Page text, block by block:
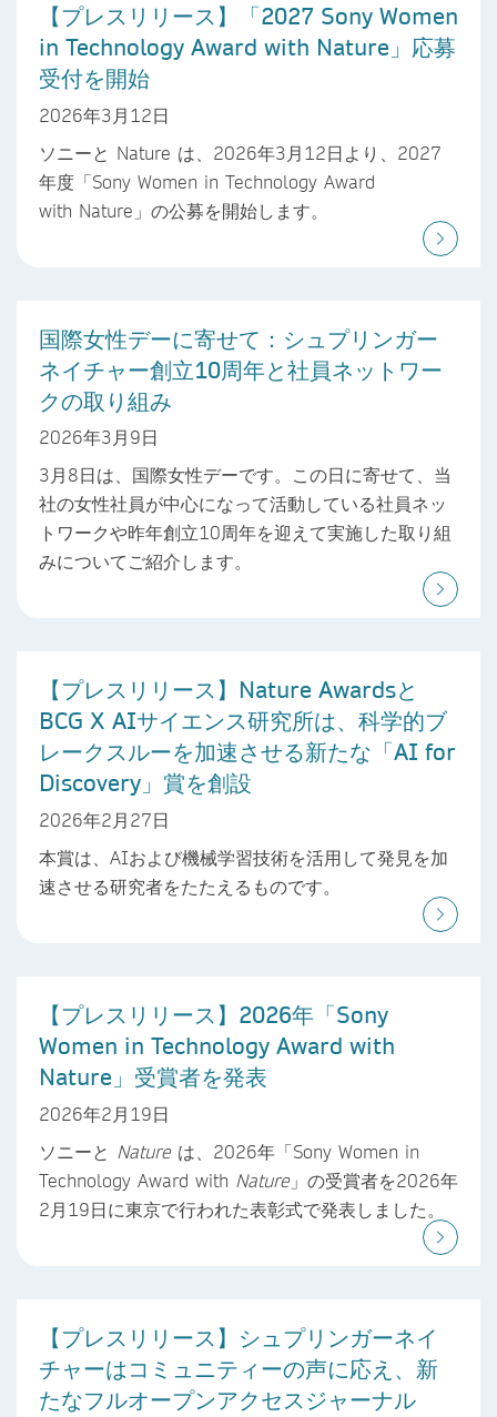
【プレスリリース】「2027 Sony Women
in Technology Award with Nature」応募
受付を開始
2026年3月12日
ソニーと Nature は、2026年3月12日より、2027
年度「Sony Women in Technology Award
with Nature」の公募を開始します。
国際女性デーに寄せて：シュプリンガー
ネイチャー創立10周年と社員ネットワー
クの取り組み
2026年3月9日
3月8日は、国際女性デーです。この日に寄せて、当
社の女性社員が中心になって活動している社員ネッ
トワークや昨年創立10周年を迎えて実施した取り組
みについてご紹介します。
【プレスリリース】Nature Awardsと
BCG X AIサイエンス研究所は、科学的ブ
レークスルーを加速させる新たな「AI for
Discovery」賞を創設
2026年2月27日
本賞は、AIおよび機械学習技術を活用して発見を加
速させる研究者をたたえるものです。
【プレスリリース】2026年「Sony
Women in Technology Award with
Nature」受賞者を発表
2026年2月19日
ソニーと Natureは、2026年「Sony Women in
Technology Award with Nature」の受賞者を2026年
2月19日に東京で行われた表彰式で発表しました。
【プレスリリース】シュプリンガーネイ
チャーはコミュニティーの声に応え、新
たなフルオープンアクセスジャーナル